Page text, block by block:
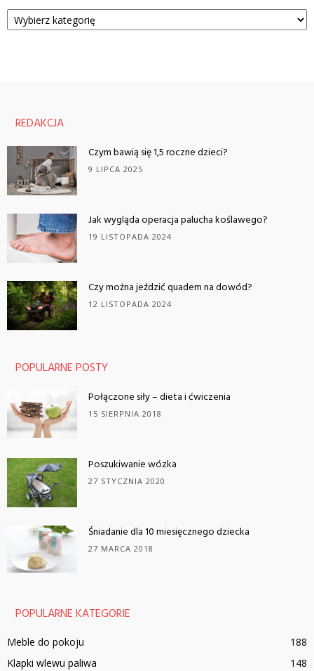
Kategorie
REDAKCJA
Czym bawią się 1,5 roczne dzieci?
9 LIPCA 2025
Jak wygląda operacja palucha koślawego?
19 LISTOPADA 2024
Czy można jeździć quadem na dowód?
12 LISTOPADA 2024
POPULARNE POSTY
Połączone siły – dieta i ćwiczenia
15 SIERPNIA 2018
Poszukiwanie wózka
27 STYCZNIA 2020
Śniadanie dla 10 miesięcznego dziecka
27 MARCA 2018
POPULARNE KATEGORIE
Meble do pokoju
188
Klapki wlewu paliwa
148